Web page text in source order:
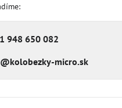
948 650 082
micro​.sk